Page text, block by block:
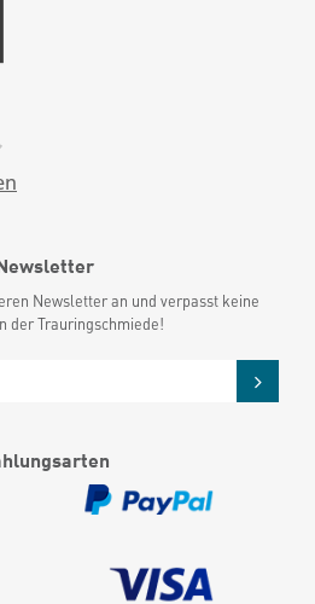
Newsletter an und verpasst keine
der Trauringschmiede!